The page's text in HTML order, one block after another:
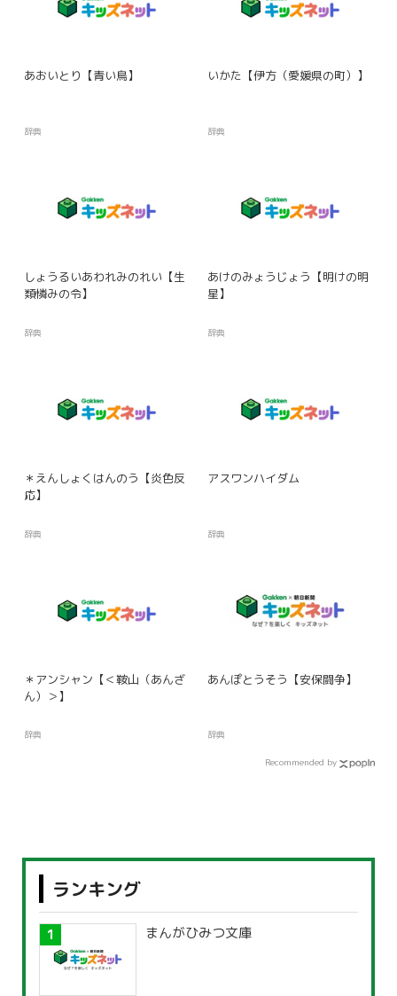
あおいとり【青い鳥】
辞典
いかた【伊方（愛媛県の町）】
辞典
しょうるいあわれみのれい【生
類憐みの令】
辞典
あけのみょうじょう【明けの明
星】
辞典
＊えんしょくはんのう【炎色反
応】
辞典
アスワンハイダム
辞典
＊アンシャン【＜鞍山（あんざ
ん）＞】
辞典
あんぽとうそう【安保闘争】
辞典
Recommended by
ランキング
まんがひみつ文庫